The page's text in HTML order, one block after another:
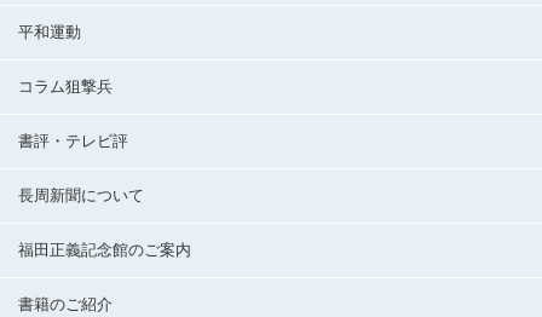
平和運動
コラム狙撃兵
書評・テレビ評
長周新聞について
福田正義記念館のご案内
書籍のご紹介